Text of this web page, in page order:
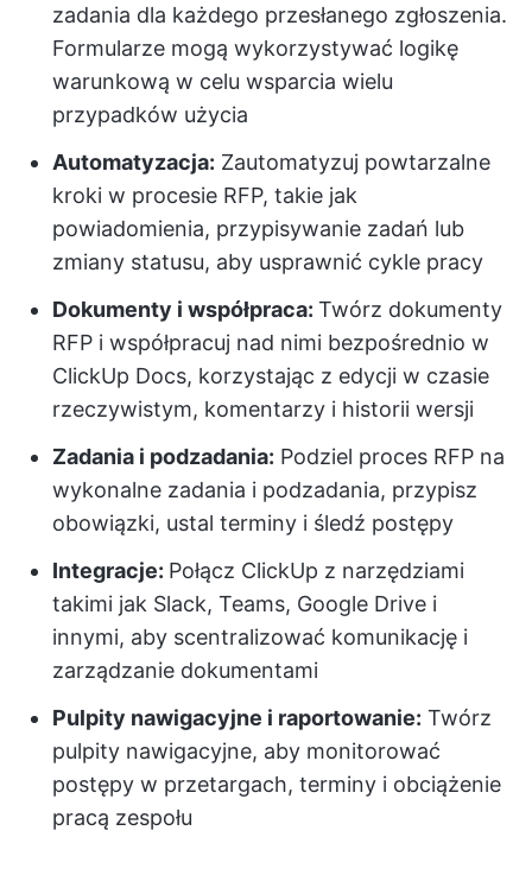
zadania dla każdego przesłanego zgłoszenia.
Formularze mogą wykorzystywać logikę
warunkową w celu wsparcia wielu
przypadków użycia
Automatyzacja: Zautomatyzuj powtarzalne
kroki w procesie RFP, takie jak
powiadomienia, przypisywanie zadań lub
zmiany statusu, aby usprawnić cykle pracy
Dokumenty i współpraca: Twórz dokumenty
RFP i współpracuj nad nimi bezpośrednio w
ClickUp Docs, korzystając z edycji w czasie
rzeczywistym, komentarzy i historii wersji
Zadania i podzadania: Podziel proces RFP na
wykonalne zadania i podzadania, przypisz
obowiązki, ustal terminy i śledź postępy
Integracje: Połącz ClickUp z narzędziami
takimi jak Slack, Teams, Google Drive i
innymi, aby scentralizować komunikację i
zarządzanie dokumentami
Pulpity nawigacyjne i raportowanie: Twórz
pulpity nawigacyjne, aby monitorować
postępy w przetargach, terminy i obciążenie
pracą zespołu